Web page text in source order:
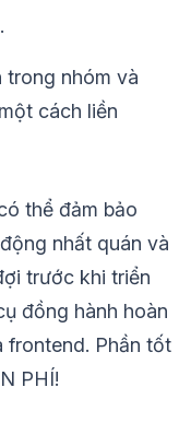
trong nhóm và
cách liền
thể đảm bảo
nhất quán và
trước khi triển
đồng hành hoàn
frontend. Phần tốt
PHÍ!